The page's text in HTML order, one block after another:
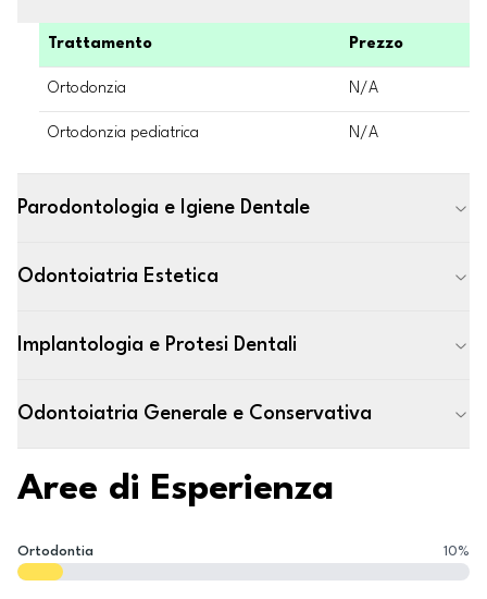
Trattamento Prezzo
Ortodonzia N/A
Ortodonzia pediatrica N/A
Parodontologia e Igiene Dentale
Odontoiatria Estetica
Implantologia e Protesi Dentali
Odontoiatria Generale e Conservativa
Aree di Esperienza
Ortodontia 10%